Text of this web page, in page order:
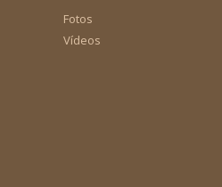
Fotos
Vídeos